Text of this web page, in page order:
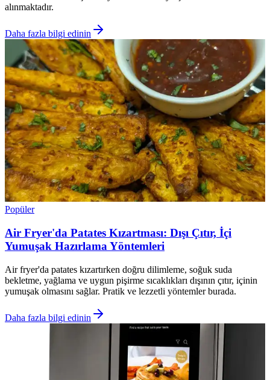
alınmaktadır.
Daha fazla bilgi edinin
Popüler
Air Fryer'da Patates Kızartması: Dışı Çıtır, İçi
Yumuşak Hazırlama Yöntemleri
Air fryer'da patates kızartırken doğru dilimleme, soğuk suda
bekletme, yağlama ve uygun pişirme sıcaklıkları dışının çıtır, içinin
yumuşak olmasını sağlar. Pratik ve lezzetli yöntemler burada.
Daha fazla bilgi edinin